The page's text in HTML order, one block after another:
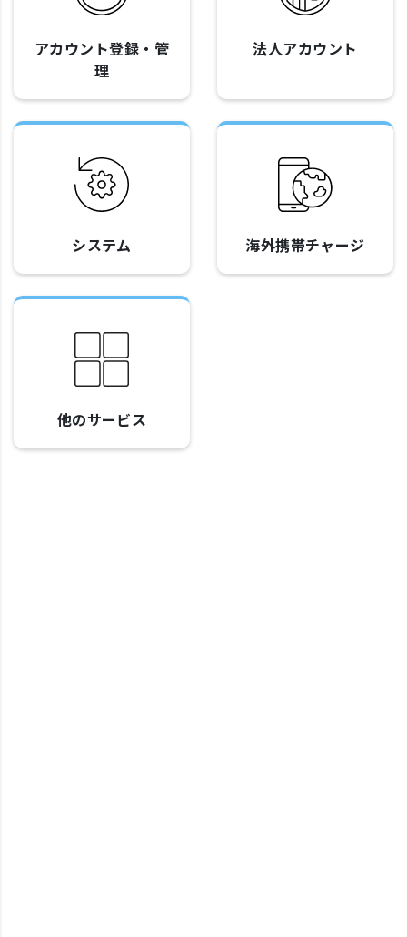
アカウント登録・管
理
法人アカウント
システム 海外携帯チャージ
他のサービス